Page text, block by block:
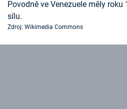
Povodně ve Venezuele měly
sílu.
Zdroj: Wikimedia Commons